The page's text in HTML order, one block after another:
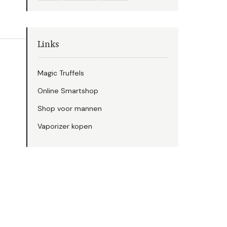
Links
Magic Truffels
Online Smartshop
Shop voor mannen
Vaporizer kopen